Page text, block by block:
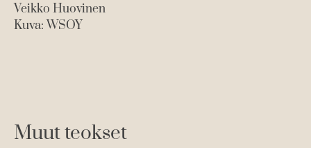
Veikko Huovinen
Kuva: WSOY
Muut teokset